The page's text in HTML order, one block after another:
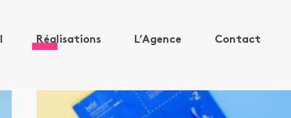
Réalisations L’Agence Contact